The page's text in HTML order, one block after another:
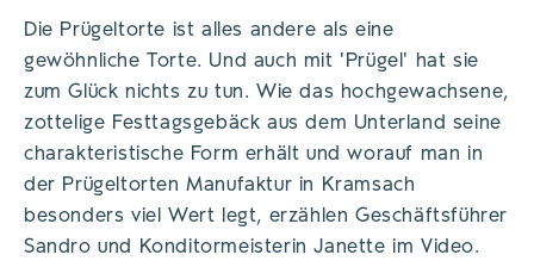
Die Prügeltorte ist alles andere als eine
gewöhnliche Torte. Und auch mit 'Prügel' hat sie
zum Glück nichts zu tun. Wie das hochgewachsene,
zottelige Festtagsgebäck aus dem Unterland seine
charakteristische Form erhält und worauf man in
der Prügeltorten Manufaktur in Kramsach
besonders viel Wert legt, erzählen Geschäftsführer
Sandro und Konditormeisterin Janette im Video.